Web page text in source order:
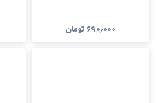
۶۹۰٫۰۰۰تومان